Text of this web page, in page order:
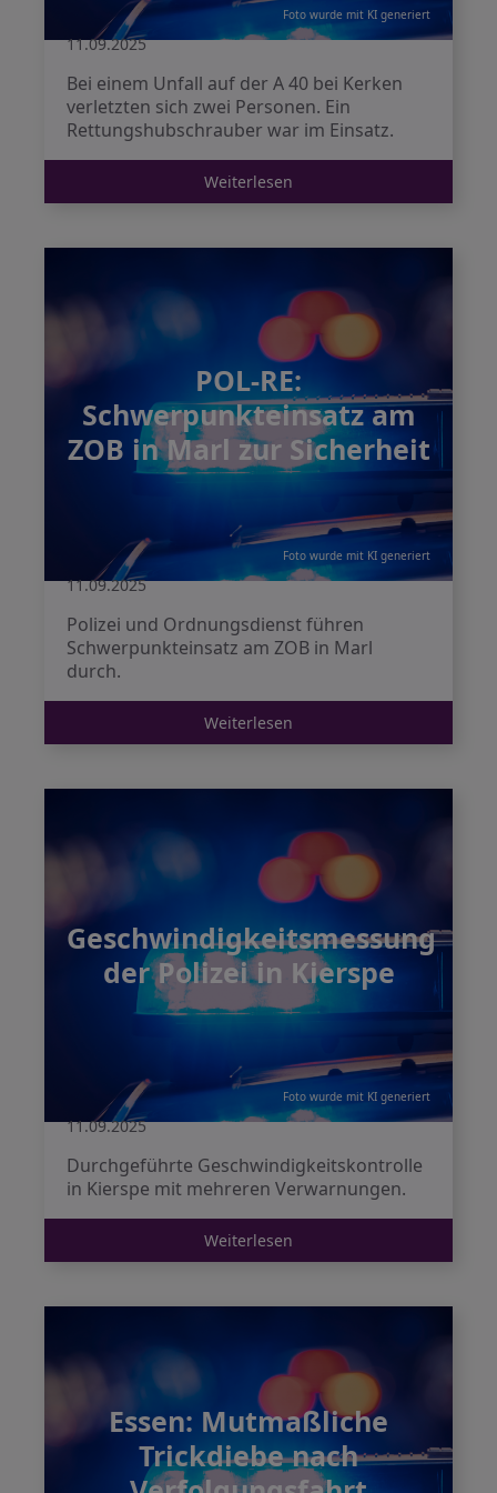
Foto wurde mit KI generiert
11.09.2025
Bei einem Unfall auf der A 40 bei Kerken
verletzten sich zwei Personen. Ein
Rettungshubschrauber war im Einsatz.
Weiterlesen
POL-RE:
Schwerpunkteinsatz am
ZOB in Marl zur Sicherheit
Foto wurde mit KI generiert
11.09.2025
Polizei und Ordnungsdienst führen
Schwerpunkteinsatz am ZOB in Marl
durch.
Weiterlesen
Geschwindigkeitsmessung
der Polizei in Kierspe
Foto wurde mit KI generiert
11.09.2025
Durchgeführte Geschwindigkeitskontrolle
in Kierspe mit mehreren Verwarnungen.
Weiterlesen
Essen: Mutmaßliche
Trickdiebe nach